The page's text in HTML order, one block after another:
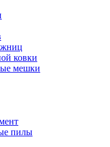
ковки
мешки
пилы